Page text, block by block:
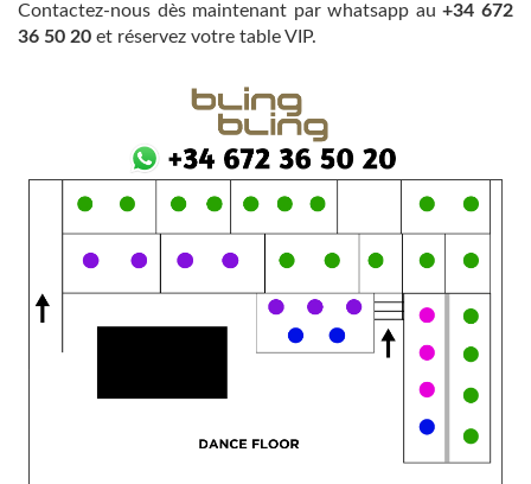
Contactez-nous dès maintenant par whatsapp au+34 672
36 50 20 et réservez votre table VIP.